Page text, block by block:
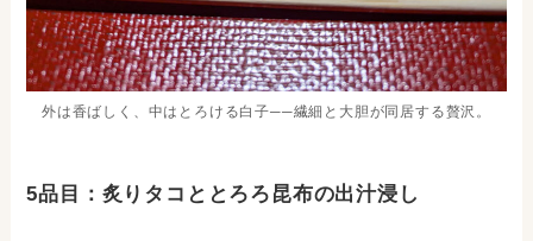
外は香ばしく、中はとろける白子──繊細と大胆が同居する贅沢。
5品目：炙りタコととろろ昆布の出汁浸し